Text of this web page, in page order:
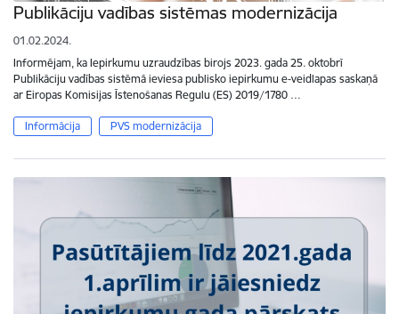
Publikāciju vadības sistēmas modernizācija
01.02.2024.
Informējam, ka Iepirkumu uzraudzības birojs 2023. gada 25. oktobrī
Publikāciju vadības sistēmā ieviesa publisko iepirkumu e-veidlapas saskaņā
ar Eiropas Komisijas Īstenošanas Regulu (ES) 2019/1780 …
Informācija PVS modernizācija